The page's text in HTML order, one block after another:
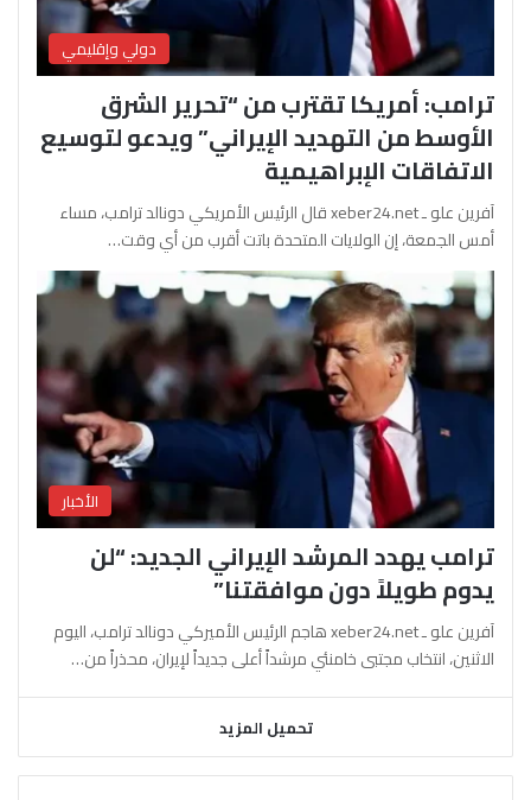
دولي وإقليمي
ترامب: أمريكا تقترب من “تحرير الشرق
الأوسط من التهديد الإيراني” ويدعو لتوسيع
الاتفاقات الإبراهيمية
آفرين علو ـ xeber24.net قال الرئيس الأمريكي دونالد ترامب، مساء
أمس الجمعة، إن الولايات المتحدة باتت أقرب من أي وقت…
الأخبار
ترامب يهدد المرشد الإيراني الجديد: “لن
يدوم طويلاً دون موافقتنا”
آفرين علو ـ xeber24.net هاجم الرئيس الأميركي دونالد ترامب، اليوم
الاثنين، انتخاب مجتبى خامنئي مرشداً أعلى جديداً لإيران، محذراً من…
تحميل المزيد